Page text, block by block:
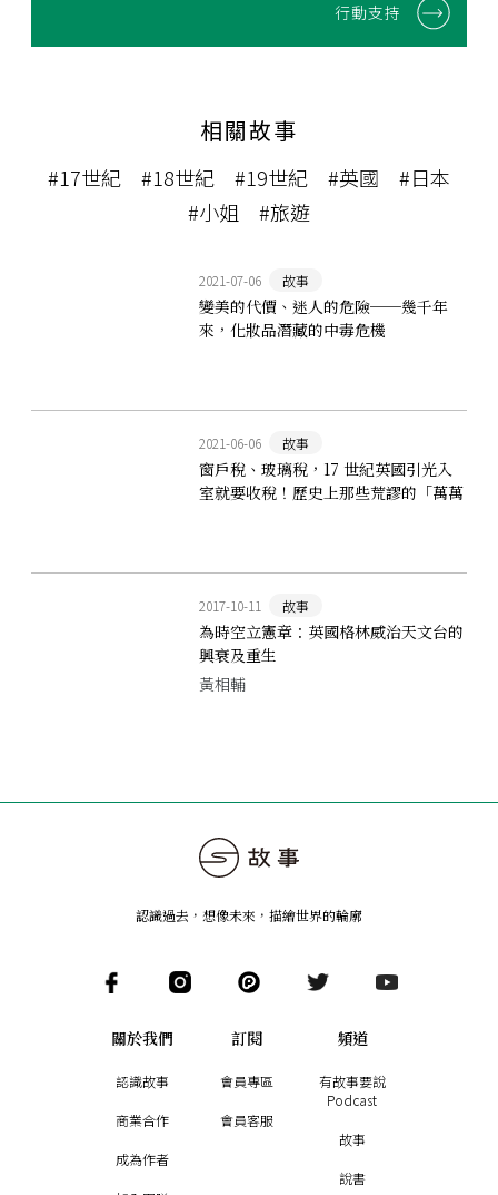
行動支持
相關故事
#17世紀 #18世紀 #19世紀 #英國
#日本
#小姐
#旅遊
2021-07-06 故事
變美的代價、迷人的危險──幾千年
來，化妝品潛藏的中毒危機
2021-06-06 故事
窗戶稅、玻璃稅，17 世紀英國引光入
室就要收稅！歷史上那些荒謬的「萬萬
2017-10-11 故事
為時空立憲章：英國格林威治天文台的
興衰及重生
黃相輔
認識過去，想像未來 ， 描繪世界的輪廓
關於我們
認識故事
商業合作
成為作者
訂閱
會員專區
會員客服
頻道
有故事要說
Podcast
故事
說書